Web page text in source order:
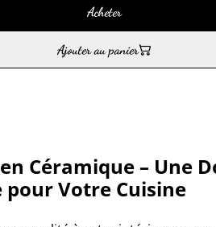
Acheter
Ajouter au panier
Céramique – Une
pour Votre Cuisine